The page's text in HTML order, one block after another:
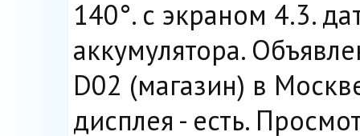
140°. с экраном 4.3.
аккумулятора.
D02 (магазин) в
дисплея - есть.